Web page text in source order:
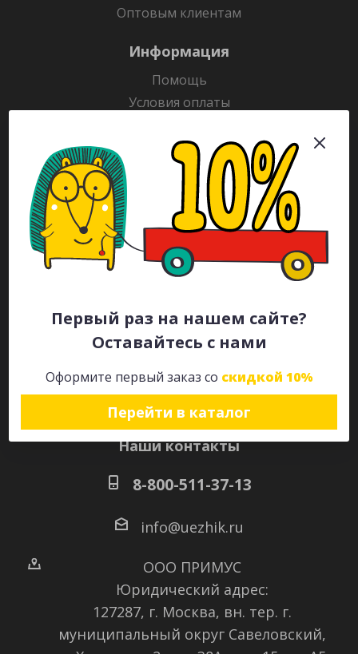
Первый раз на нашем сайте?
Оставайтесь с нами
Оформите первый заказ со скидкой 10%
Перейти в каталог
Оптовым клиентам
Информация
Помощь
Условия оплаты
Гарантия на товар
Раскраски
Рекламодателям
Каталог
Будьте всегда в курсе!
Наши контакты
8-800-511-37-13
info@uezhik.ru
ООО ПРИМУС
Юридический адрес:
127287, г. Москва, вн. тер. г.
муниципальный округ Савеловский,